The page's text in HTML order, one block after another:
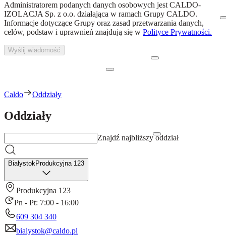
Administratorem podanych danych osobowych jest CALDO-
IZOLACJA Sp. z o.o. działająca w ramach Grupy CALDO.
Informacje dotyczące Grupy oraz zasad przetwarzania danych,
celów, podstaw i uprawnień znajdują się w Polityce Prywatności.
Wyślij wiadomość
Caldo Oddziały
Oddziały
Znajdź najbliższy oddział
Białystok Produkcyjna 123
Produkcyjna 123
Pn - Pt: 7:00 - 16:00
609 304 340
bialystok@caldo.pl